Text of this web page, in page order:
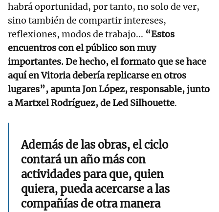
habrá oportunidad, por tanto, no solo de ver,
sino también de compartir intereses,
reflexiones, modos de trabajo... “Estos
encuentros con el público son muy
importantes. De hecho, el formato que se hace
aquí en Vitoria debería replicarse en otros
lugares”, apunta Jon López, responsable, junto
a Martxel Rodríguez, de Led Silhouette.
Además de las obras, el ciclo
contará un año más con
actividades para que, quien
quiera, pueda acercarse a las
compañías de otra manera